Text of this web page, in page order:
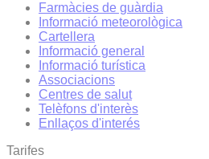
Farmàcies de guàrdia
Informació meteorològica
Cartellera
Informació general
Informació turística
Associacions
Centres de salut
Telèfons d'interès
Enllaços d'interés
Tarifes